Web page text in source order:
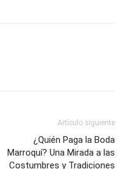
Artículo siguiente
¿Quién Paga la Boda
Marroquí? Una Mirada a las
Costumbres y Tradiciones